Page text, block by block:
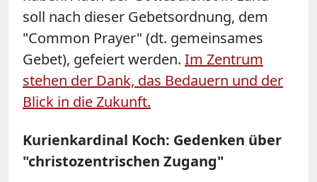
soll nach dieser Gebetsordnung, dem
"Common Prayer" (dt. gemeinsames
Gebet), gefeiert werden. Im Zentrum
stehen der Dank, das Bedauern und der
Blick in die Zukunft.
Kurienkardinal Koch: Gedenken über
"christozentrischen Zugang"